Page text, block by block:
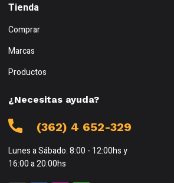
Tienda
Comprar
Marcas
Productos
¿Necesitas ayuda?
(362) 4 652-329
Lunes a Sábado: 8:00 - 12:00hs y
16:00 a 20:00hs